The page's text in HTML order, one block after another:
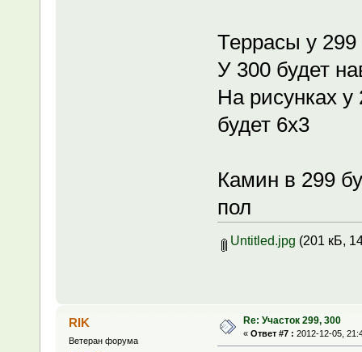
Террасы у 299
У 300 будет
На рисунках
будет 6х3
Камин в 299
пол
Untitled.jpg (201 кБ,
RIK
Ветеран форума
Re: Участок 299, 300
« Ответ #7 : 2012-12-05,